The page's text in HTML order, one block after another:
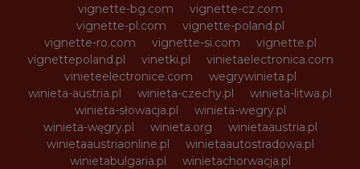
vignette-bg.com
vignette-cz.com
vignette-pl.com
vignette-poland.pl
vignette-ro.com
vignette-si.com
vignette.pl
vignettepoland.pl
vinetki.pl
vinietaelectronica.com
vinieteelectronice.com
wegrywinieta.pl
winieta-austria.pl
winieta-czechy.pl
winieta-litwa.pl
winieta-słowacja.pl
winieta-wegry.pl
winieta-węgry.pl
winieta.org
winietaaustria.pl
winietaaustriaonline.pl
winietaautostradowa.pl
winietabulgaria.pl
winietachorwacja.pl